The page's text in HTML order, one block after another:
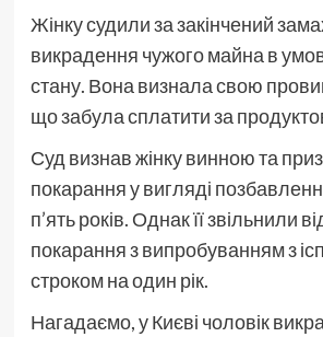
Жінку судили за закінчений
викрадення чужого майна в
стану. Вона визнала свою
що забула сплатити за
Суд визнав жінку винною та
покарання у вигляді
п’ять років. Однак її звільнили
покарання з випробуванням з
строком на один рік.
Нагадаємо, у Києві чоловік